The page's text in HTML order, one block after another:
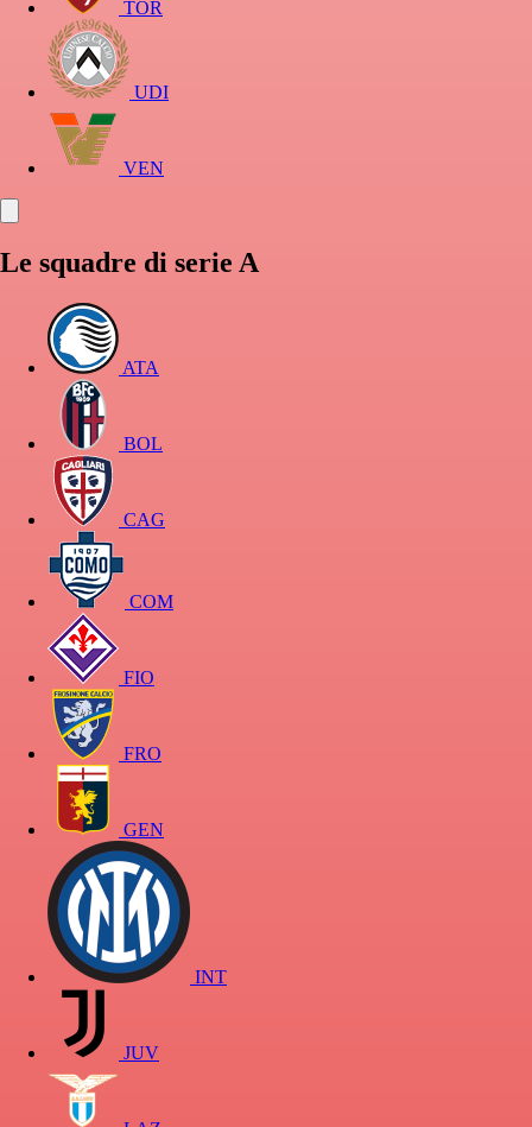
TOR
UDI
VEN
Le squadre di serie A
ATA
BOL
CAG
COM
FIO
FRO
GEN
INT
JUV